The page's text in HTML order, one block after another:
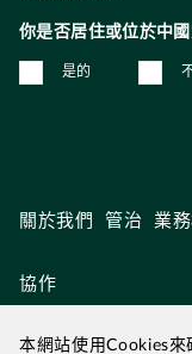
你是否居住或位於中
是的
關於我們 管治 業
協作
本網站使用Cookies